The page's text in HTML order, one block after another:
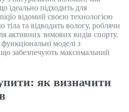
ідеально підходить для
відомий своєю технологією
тіла та відводить вологу, роблячи
активних зимових видів спорту.
моделі з
що забезпечують максимальний
як визначити